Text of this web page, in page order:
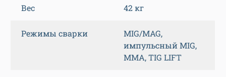
Вес 42 кг
Режимы сварки
MIG/MAG,
импульсный MIG,
MMA, TIG LIFT